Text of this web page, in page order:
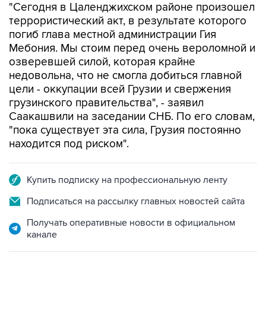
"Сегодня в Цаленджихском районе произошел
террористический акт, в результате которого
погиб глава местной администрации Гия
Мебония. Мы стоим перед очень вероломной и
озверевшей силой, которая крайне
недовольна, что не смогла добиться главной
цели - оккупации всей Грузии и свержения
грузинского правительства", - заявил
Саакашвили на заседании СНБ. По его словам,
"пока существует эта сила, Грузия постоянно
находится под риском".
Купить подписку на профессиональную ленту
Подписаться на рассылку главных новостей сайта
Получать оперативные новости в официальном
канале